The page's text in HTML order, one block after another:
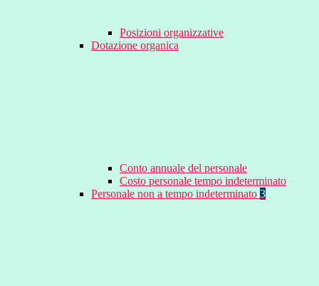
Posizioni organizzative
Dotazione organica
Conto annuale del personale
Costo personale tempo indeterminato
Personale non a tempo indeterminato 3